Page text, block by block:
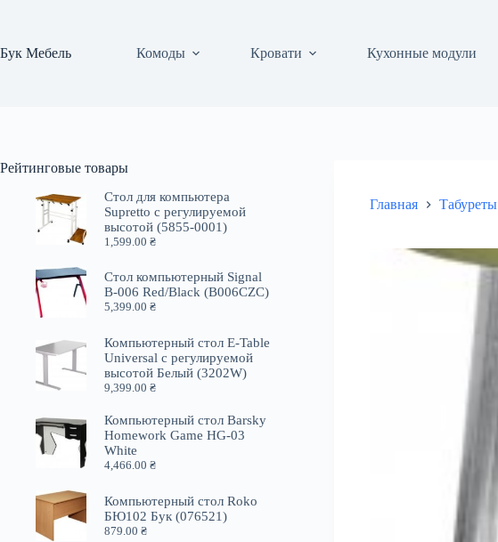
Бук Мебель Комоды Кровати Кухонные модули
Главная Табуреты
Рейтинговые товары
Стол для компьютера
Supretto с регулируемой
высотой (5855-0001)
1,599.00₴
Стол компьютерный Signal
B-006 Red/Black (B006CZC)
5,399.00₴
Компьютерный стол E-Table
Universal с регулируемой
высотой Белый (3202W)
9,399.00₴
Компьютерный стол Barsky
Homework Game HG-03
White
4,466.00₴
Компьютерный стол Roko
БЮ102 Бук (076521)
879.00₴